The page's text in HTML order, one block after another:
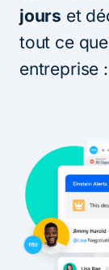
jours et
tout ce
entreprise :